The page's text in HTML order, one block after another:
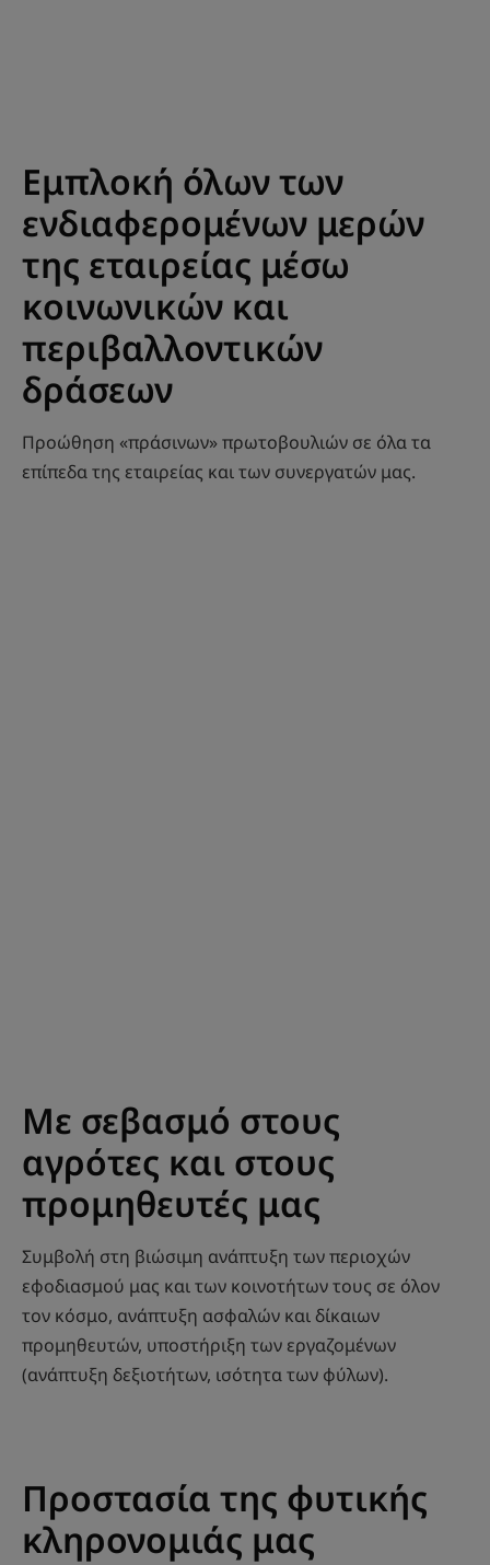
Εμπλοκή όλων των
ενδιαφερομένων μερών
της εταιρείας μέσω
κοινωνικών και
περιβαλλοντικών
δράσεων
Προώθηση «πράσινων» πρωτοβουλιών σε όλα τα
επίπεδα της εταιρείας και των συνεργατών μας.
Με σεβασμό στους
αγρότες και στους
προμηθευτές μας
Συμβολή στη βιώσιμη ανάπτυξη των περιοχών
εφοδιασμού μας και των κοινοτήτων τους σε όλον
τον κόσμο, ανάπτυξη ασφαλών και δίκαιων
προμηθευτών, υποστήριξη των εργαζομένων
(ανάπτυξη δεξιοτήτων, ισότητα των φύλων).
Προστασία της φυτικής
κληρονομιάς μας